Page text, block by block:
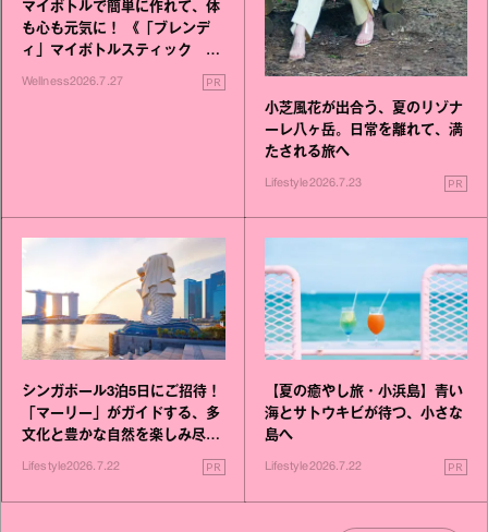
マイボトルで簡単に作れて、体
も心も元気に！ 《「ブレンデ
ィ」マイボトルスティック い
いこと毎日》シリーズが誕生
Wellness2026.7.27 PR
小芝風花が出合う、夏のリゾナ
ーレ八ヶ岳。日常を離れて、満
たされる旅へ
Lifestyle2026.7.23 PR
シンガポール3泊5日にご招待！
「マーリー」がガイドする、多
文化と豊かな自然を楽しみ尽く
Lifestyle2026.7.22 PR
【夏の癒やし旅・小浜島】青い
海とサトウキビが待つ、小さな
島へ
Lifestyle2026.7.22 PR